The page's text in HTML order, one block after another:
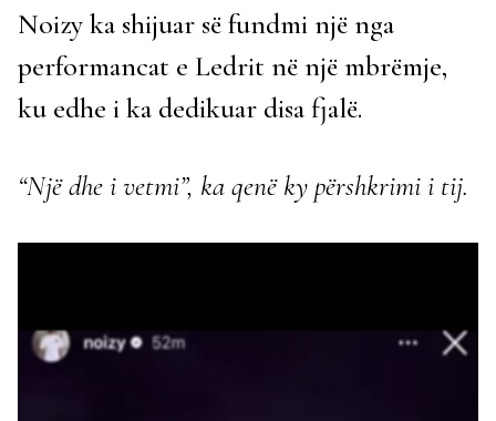
Noizy ka shijuar së fundmi një nga
performancat e Ledrit në një mbrëmje,
ku edhe i ka dedikuar disa fjalë.
“Një dhe i vetmi”, ka qenë ky përshkrimi i tij.